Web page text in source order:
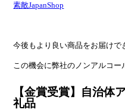
素敵JapanShop
今後もより良い商品をお届けで
この機会に弊社のノンアルコー
【金賞受賞】自治体
礼品